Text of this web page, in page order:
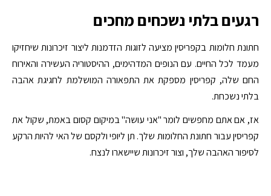
רגעים בלתי נשכחים מחכים
חתונת חלומות בקפריסין מציעה לזוגות הזדמנות ליצור זיכרונות שיחזיקו
מעמד לכל החיים. עם הנופים המדהימים, ההיסטוריה העשירה והאירוח
החם שלה, קפריסין מספקת את התפאורה המושלמת לחגיגת אהבה
בלתי נשכחת.
אז, אם אתם מחפשים לומר "אני עושה" במיקום קסום באמת, שקול את
קפריסין עבור חתונת החלומות שלך. תן ליופי ולקסם של האי להיות הרקע
לסיפור האהבה שלך, וצור זיכרונות שיישארו לנצח.